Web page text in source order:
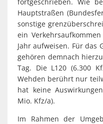
Hauptstraßen
sonstige
ein
Jahr aufweisen. Für das
gehören demnach
Tag. Die L120 (6.300
Wehden berührt nur
hat keine
Mio. Kfz/a).
Im Rahmen der